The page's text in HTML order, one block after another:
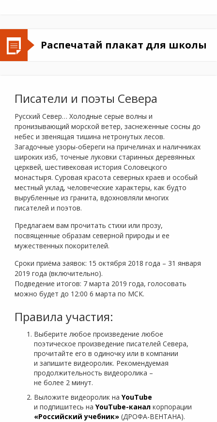
Распечатай плакат для школы
Писатели и поэты Севера
Русский Север… Холодные серые волны и
пронизывающий морской ветер, заснеженные сосны до
небес и звенящая тишина нетронутых лесов.
Загадочные узоры-обереги на причелинах и наличниках
широких изб, точеные луковки старинных деревянных
церквей, шестивековая история Соловецкого
монастыря. Суровая красота северных краев и особый
местный уклад, человеческие характеры, как будто
вырубленные из гранита, вдохновляли многих
писателей и поэтов.
Предлагаем вам прочитать стихи или прозу,
посвященные образам северной природы и ее
мужественных покорителей.
Сроки приёма заявок: 15 октября 2018 года – 31 января
2019 года (включительно).
Подведение итогов: 7 марта 2019 года, голосовать
можно будет до 12:00 6 марта по МСК.
Правила участия:
Выберите любое произведение любое
поэтическое произведение писателей Севера,
прочитайте его в одиночку или в компании
и запишите видеоролик. Рекомендуемая
продолжительность видеоролика –
не более 2 минут.
Выложите видеоролик на YouTube
и подпишитесь на YouTube-канал корпорации
«Российский учебник» (ДРОФА-ВЕНТАНА).